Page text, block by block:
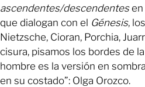
ascendentes/descendentesen
que dialogan con el Génesis,
Nietzsche, Cioran, Porchia,
cisura, pisamos los bordes de
hombre es la versión en
en su costado”: Olga Orozco.